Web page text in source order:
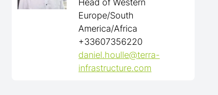
Head of Western
Europe/South
America/Africa
+33607356220
daniel.houlle@terra-
infrastructure.com